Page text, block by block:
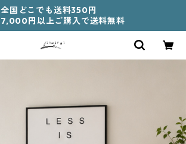
全国どこでも送料350円
7,000円以上ご購入で送料無料